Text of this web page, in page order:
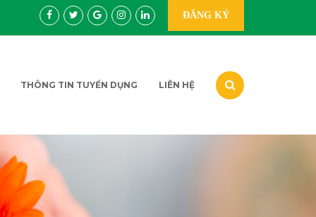
ĐĂNG KÝ
THÔNG TIN TUYỂN DỤNG LIÊN HỆ